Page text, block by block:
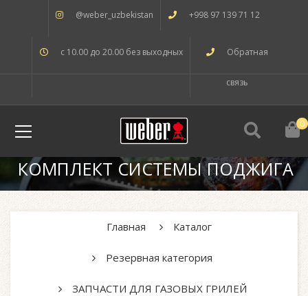
@weber_uzbekistan +998 97 139 71 12
с 10.00 до 20.00 без выходных Обратная
связь
0
КОМПЛЕКТ СИСТЕМЫ ПОДЖИГА
Главная Каталог
Резервная категория
ЗАПЧАСТИ ДЛЯ ГАЗОВЫХ ГРИЛЕЙ